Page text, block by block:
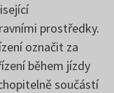
prostředky.
označit za
během jízdy
součástí